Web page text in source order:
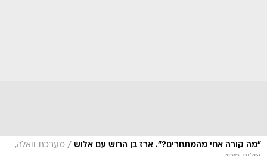
"מה קורה אחי מהמתחרים?". ארז בן הרוש עם אלוש / מערכת וואלה,